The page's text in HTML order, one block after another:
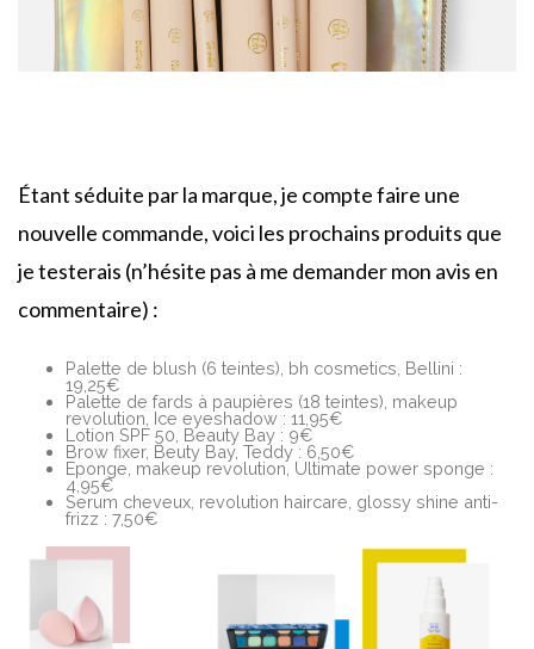
Étant séduite par la marque, je compte faire une
nouvelle commande, voici les prochains produits que
je testerais (n’hésite pas à me demander mon avis en
commentaire) :
Palette de blush (6 teintes), bh cosmetics, Bellini :
19,25€
Palette de fards à paupières (18 teintes), makeup
revolution, Ice eyeshadow : 11,95€
Lotion SPF 50, Beauty Bay : 9€
Brow fixer, Beuty Bay, Teddy : 6,50€
Eponge, makeup revolution, Ultimate power sponge :
4,95€
Serum cheveux, revolution haircare, glossy shine anti-
frizz : 7,50€